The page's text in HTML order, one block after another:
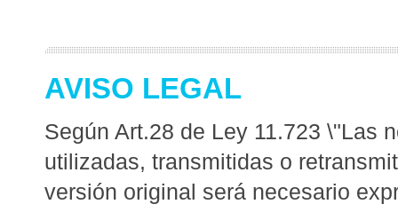
AVISO LEGAL
Según Art.28 de Ley 11.723 \"Las
utilizadas, transmitidas o
versión original será necesario